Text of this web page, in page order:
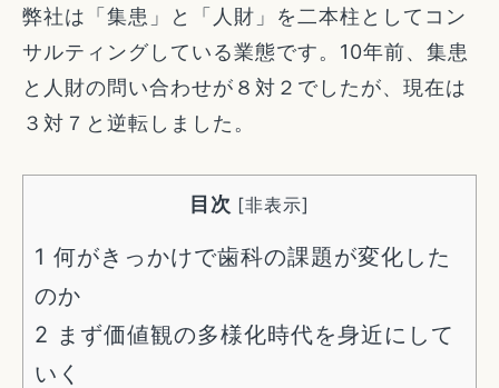
弊社は「集患」と「人財」を二本柱としてコン
サルティングしている業態です。10年前、集患
と人財の問い合わせが８対２でしたが、現在は
３対７と逆転しました。
目次 [非表示]
1 何がきっかけで歯科の課題が変化した
のか
2 まず価値観の多様化時代を身近にして
いく